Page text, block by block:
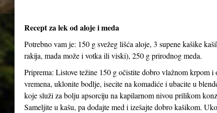
Recept za lek od aloje i meda
Potrebno vam je: 150 g svežeg lišća aloje, 3 supene kašike
rakija, mada može i votka ili viski), 250 g prirodnog meda.
Priprema: Listove težine 150 g očistite dobro vlažnom krpom
vremena, uklonite bodlje, isecite na komadiće i ubacite u
koje služi za bolju apsorciju na kapilarnom nivou prilikom
Sameljite u kašu, pa dodajte med i izešajte dobro kašikom.